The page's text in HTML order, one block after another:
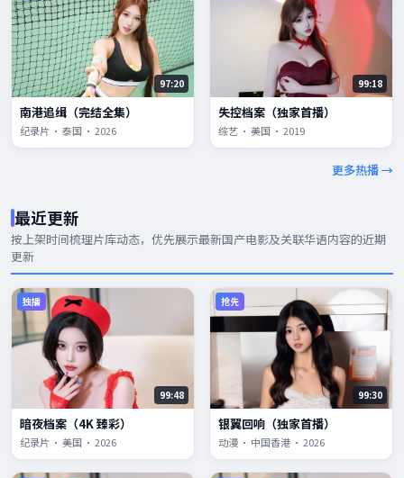
97:20
南港追缉（完结全集）
纪录片 · 泰国 · 2026
99:18
失控档案（独家首播）
综艺 · 美国 · 2019
更多热播 →
最近更新
按上架时间梳理片库动态，优先展示最新国产电影及关联华语内容的近期
更新
独播
99:48
暗夜档案（4K 臻彩）
纪录片 · 美国 · 2026
抢先
99:30
银翼回响（独家首播）
动漫 · 中国香港 · 2026